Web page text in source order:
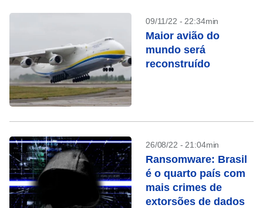
09/11/22 - 22:34min
Maior avião do
mundo será
reconstruído
26/08/22 - 21:04min
Ransomware: Brasil
é o quarto país com
mais crimes de
extorsões de dados